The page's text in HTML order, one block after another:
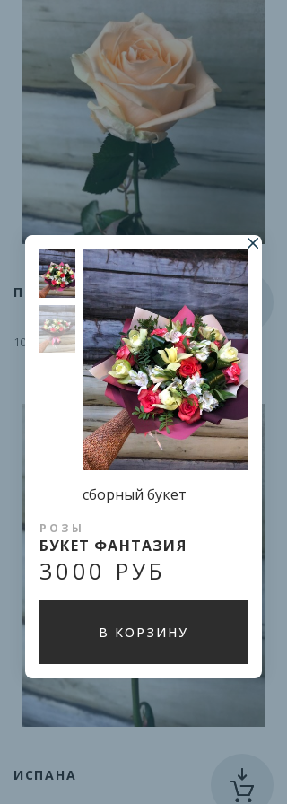
ПИЧ-АВАЛАНЖ
100 руб.
ИСПАНА
сборный букет
РОЗЫ
БУКЕТ ФАНТАЗИЯ
3000 РУБ
В КОРЗИНУ